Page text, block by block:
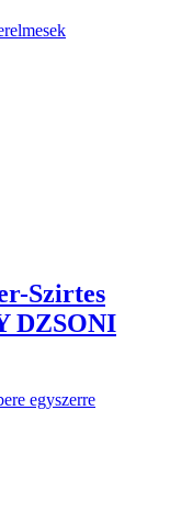
Szirtes
DZSONI
egyszerre